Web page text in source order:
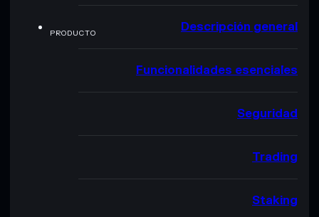
PRODUCTO Descripción general
Funcionalidades esenciales
Seguridad
Trading
Staking